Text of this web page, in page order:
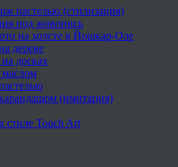
пастелью (стилизация)
под живопись
на холсте в Йошкар-Оле
дереве
досках
(имитация)
стиле Touch Art